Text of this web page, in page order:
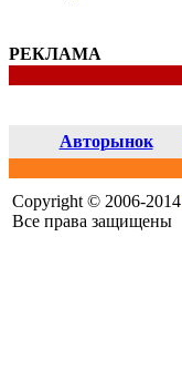
РЕКЛАМА
Авторынок
Copyright © 2006-2014
Все права защищены